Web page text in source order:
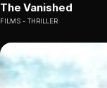
The Vanished
FILMS THRILLER